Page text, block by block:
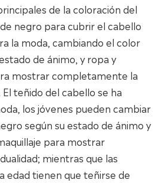
de la coloración del
negro para cubrir el cabello
la moda, cambiando el color
de ánimo, y ropa y
mostrar completamente la
teñido del cabello se ha
los jóvenes pueden cambiar
según su estado de ánimo y
para mostrar
mientras que las
edad tienen que teñirse de